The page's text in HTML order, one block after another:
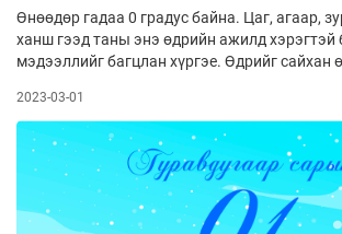
Өнөөдөр гадаа 0 градус байна. Цаг, агаар,
ханш гээд таны энэ өдрийн ажилд хэрэгтэй
мэдээллийг багцлан хүргэе. Өдрийг сайхан
2023-03-01